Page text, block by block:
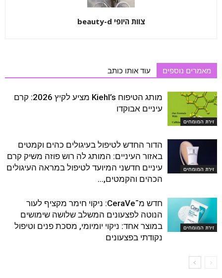
צוות היופי beauty-d
מאמרים נוספים עוד אותו כותב
זירת המומחים
מותג הטיפוח Kiehl’s מציע לקיץ 2026: קרם
עיניים אבוקדו
זירת המומחים
הדור החדש לטיפול בעיגולים כהים וקמטים
באזור העיניים: המותג לה רוש פוזה משיק קרם
עיניים חדשני המיועד לטיפול במראה העיגולים
הכהים והקמטים,...
זירת המומחים
חדש מ־CeraVe: ניקוי חימר מקציף לעור
הנוטה לפצעונים המשלב שלושה שימושים
במוצר אחד: ניקוי יומיומי, מסכת פנים וטיפול
נקודתי בפצעונים